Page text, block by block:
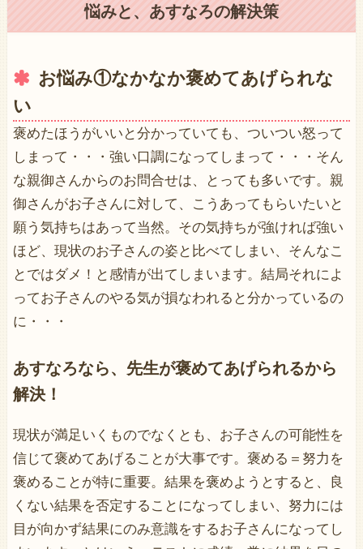
悩みと、あすなろの解決策
お悩み①なかなか褒めてあげられな
い
褒めたほうがいいと分かっていても、ついつい怒って
しまって・・・強い口調になってしまって・・・そん
な親御さんからのお問合せは、とっても多いです。親
御さんがお子さんに対して、こうあってもらいたいと
願う気持ちはあって当然。その気持ちが強ければ強い
ほど、現状のお子さんの姿と比べてしまい、そんなこ
とではダメ！と感情が出てしまいます。結局それによ
ってお子さんのやる気が損なわれると分かっているの
に・・・
あすなろなら、先生が褒めてあげられるから
解決！
現状が満足いくものでなくとも、お子さんの可能性を
信じて褒めてあげることが大事です。褒める＝努力を
褒めることが特に重要。結果を褒めようとすると、良
くない結果を否定することになってしまい、努力には
目が向かず結果にのみ意識をするお子さんになってし